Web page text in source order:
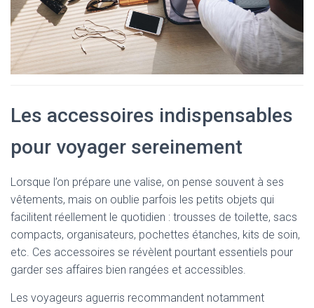
Les accessoires indispensables
pour voyager sereinement
Lorsque l’on prépare une valise, on pense souvent à ses
vêtements, mais on oublie parfois les petits objets qui
facilitent réellement le quotidien : trousses de toilette, sacs
compacts, organisateurs, pochettes étanches, kits de soin,
etc. Ces accessoires se révèlent pourtant essentiels pour
garder ses affaires bien rangées et accessibles.
Les voyageurs aguerris recommandent notamment